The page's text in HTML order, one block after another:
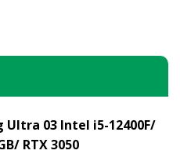
Ultra 03 Intel i5-12400F/
RTX 3050